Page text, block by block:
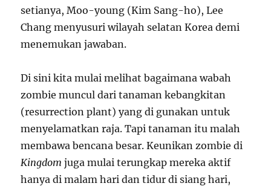
setianya, Moo-young (Kim Sang-ho), Lee
Chang menyusuri wilayah selatan Korea demi
menemukan jawaban.
Di sini kita mulai melihat bagaimana wabah
zombie muncul dari tanaman kebangkitan
(resurrection plant) yang di gunakan untuk
menyelamatkan raja. Tapi tanaman itu malah
membawa bencana besar. Keunikan zombie di
Kingdom juga mulai terungkap mereka aktif
hanya di malam hari dan tidur di siang hari,